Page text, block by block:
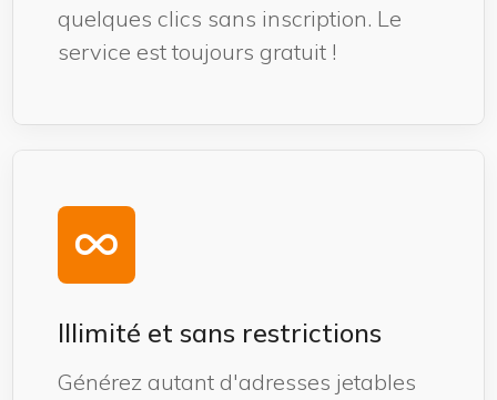
quelques clics sans inscription. Le
service est toujours gratuit !
Illimité et sans restrictions
Générez autant d'adresses jetables